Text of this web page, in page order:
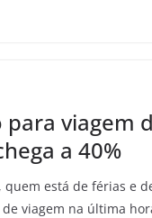
para viagem
a 40%
quem está de férias e
viagem na última